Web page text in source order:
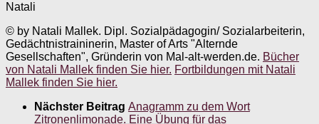
Natali
© by Natali Mallek. Dipl. Sozialpädagogin/ Sozialarbeiterin,
Gedächtnistraininerin, Master of Arts "Alternde
Gesellschaften", Gründerin von Mal-alt-werden.de. Bücher
von Natali Mallek finden Sie hier. Fortbildungen mit Natali
Mallek finden Sie hier.
Nächster Beitrag Anagramm zu dem Wort
Zitronenlimonade. Eine Übung für das